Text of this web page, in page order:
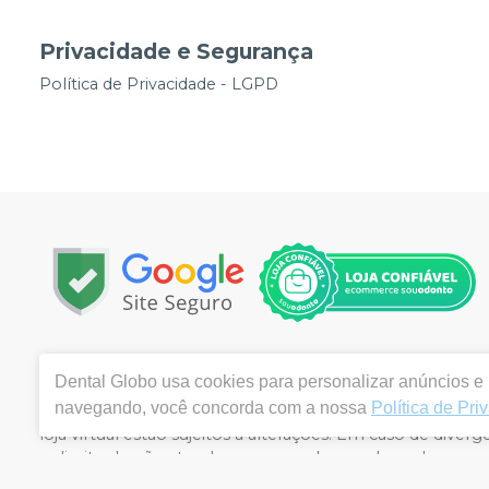
Privacidade e Segurança
Política de Privacidade - LGPD
Vila Queiroz – Limeira / SP | Autorizações de
(2.09625.4) | Responsável Técnico: Gilberto Braz dos
loja virtual estão sujeitos a alterações. Em caso de
o direito de não atender compras de grandes volumes
Dental Globo usa cookies para personalizar anúncios
navegando, você concorda com a nossa Política de